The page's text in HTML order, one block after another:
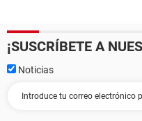
¡SUSCRÍBETE A
Noticias